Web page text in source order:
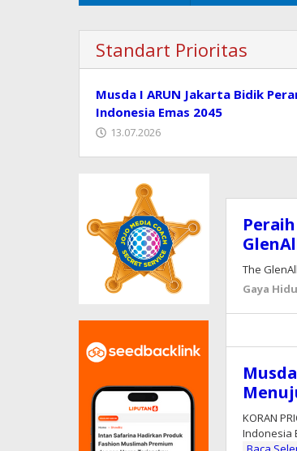
Standart Prioritas
Musda I ARUN Jakarta Bidik
Indonesia Emas 2045
13.07.2026
The
Gaya
KORAN
Indonesia